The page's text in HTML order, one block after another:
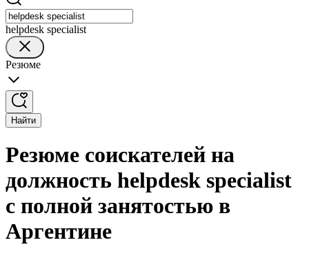
helpdesk specialist
Резюме
Найти
Резюме соискателей на
должность helpdesk specialist
с полной занятостью в
Аргентине